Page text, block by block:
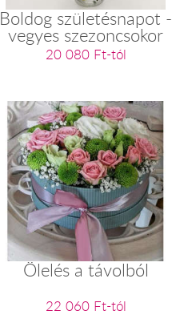
Boldog születésnapot -
vegyes szezoncsokor
20 080 Ft-tól
Ölelés a távolból
22 060 Ft-tól